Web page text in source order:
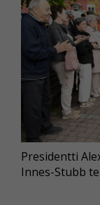
Presidentti
Innes-Stubb